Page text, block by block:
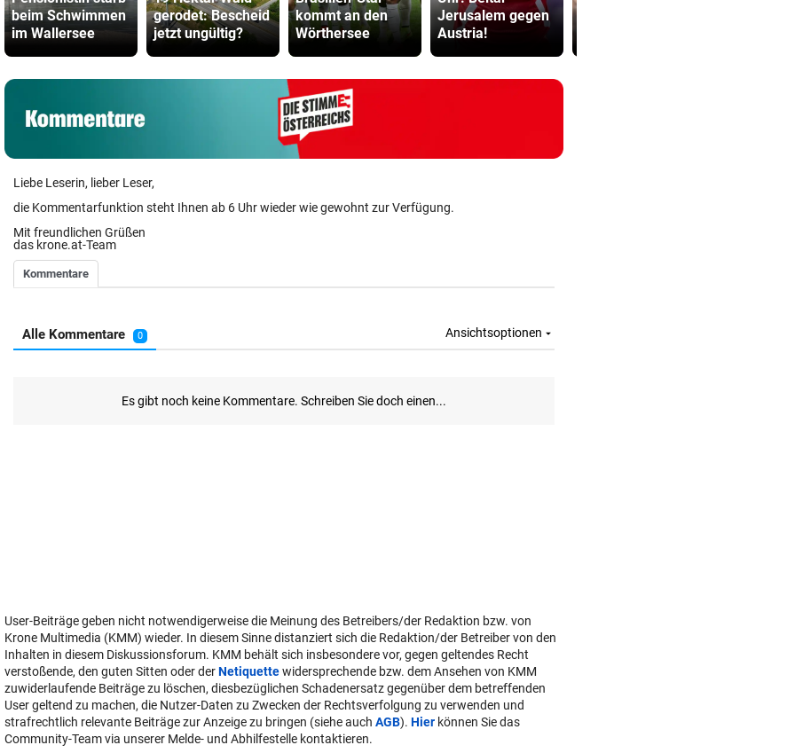
beim Schwimmen
im Wallersee
gerodet: Bescheid
jetzt ungültig?
kommt an den
Wörthersee
Jerusalem gegen
Austria!
Liebe Leserin, lieber Leser,
die Kommentarfunktion steht Ihnen ab 6 Uhr wieder wie gewohnt zur Verfügung.
Mit freundlichen Grüßen
das krone.at-Team
User-Beiträge geben nicht notwendigerweise die Meinung des Betreibers/der Redaktion bzw. von
Krone Multimedia (KMM) wieder. In diesem Sinne distanziert sich die Redaktion/der Betreiber von den
Inhalten in diesem Diskussionsforum. KMM behält sich insbesondere vor, gegen geltendes Recht
verstoßende, den guten Sitten oder derNetiquettewidersprechende bzw. dem Ansehen von KMM
zuwiderlaufende Beiträge zu löschen, diesbezüglichen Schadenersatz gegenüber dem betreffenden
User geltend zu machen, die Nutzer-Daten zu Zwecken der Rechtsverfolgung zu verwenden und
strafrechtlich relevante Beiträge zur Anzeige zu bringen (siehe auch AGB). Hier können Sie das
Community-Team via unserer Melde- und Abhilfestelle kontaktieren.